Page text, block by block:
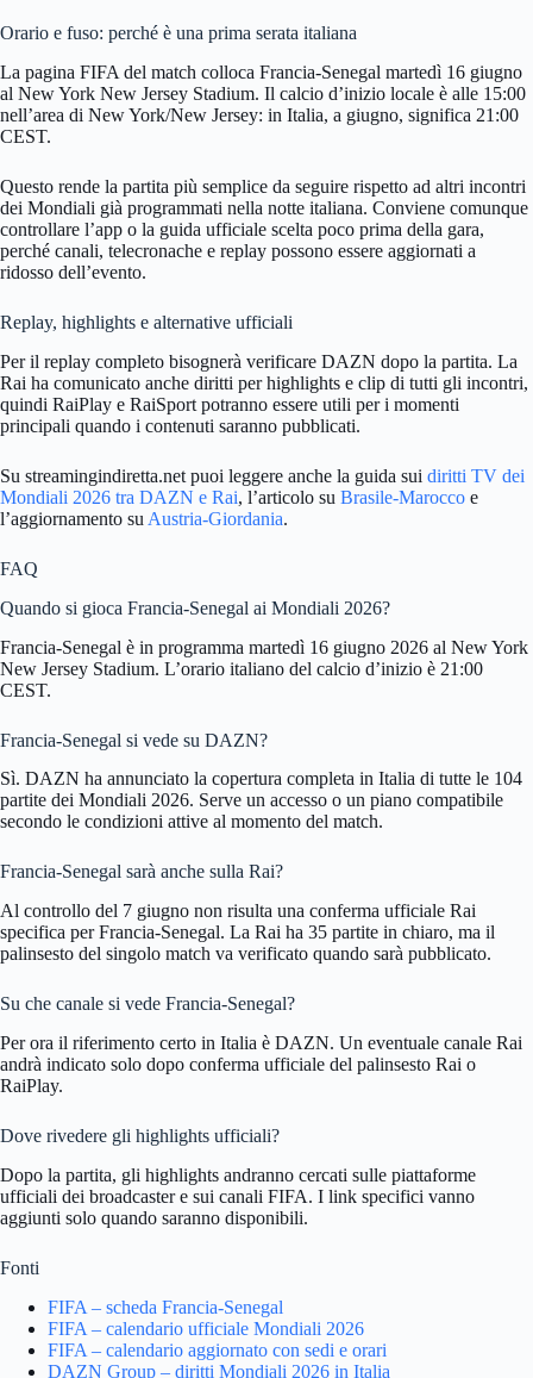
Orario e fuso: perché è una prima serata italiana
La pagina FIFA del match colloca Francia-Senegal martedì 16 giugno
al New York New Jersey Stadium. Il calcio d’inizio locale è alle 15:00
nell’area di New York/New Jersey: in Italia, a giugno, significa 21:00
CEST.
Questo rende la partita più semplice da seguire rispetto ad altri incontri
dei Mondiali già programmati nella notte italiana. Conviene comunque
controllare l’app o la guida ufficiale scelta poco prima della gara,
perché canali, telecronache e replay possono essere aggiornati a
ridosso dell’evento.
Replay, highlights e alternative ufficiali
Per il replay completo bisognerà verificare DAZN dopo la partita. La
Rai ha comunicato anche diritti per highlights e clip di tutti gli incontri,
quindi RaiPlay e RaiSport potranno essere utili per i momenti
principali quando i contenuti saranno pubblicati.
Su streamingindiretta.net puoi leggere anche la guida sui diritti TV dei
Mondiali 2026 tra DAZN e Rai, l’articolo su Brasile-Marocco e
l’aggiornamento su Austria-Giordania.
FAQ
Quando si gioca Francia-Senegal ai Mondiali 2026?
Francia-Senegal è in programma martedì 16 giugno 2026 al New York
New Jersey Stadium. L’orario italiano del calcio d’inizio è 21:00
CEST.
Francia-Senegal si vede su DAZN?
Sì. DAZN ha annunciato la copertura completa in Italia di tutte le 104
partite dei Mondiali 2026. Serve un accesso o un piano compatibile
secondo le condizioni attive al momento del match.
Francia-Senegal sarà anche sulla Rai?
Al controllo del 7 giugno non risulta una conferma ufficiale Rai
specifica per Francia-Senegal. La Rai ha 35 partite in chiaro, ma il
palinsesto del singolo match va verificato quando sarà pubblicato.
Su che canale si vede Francia-Senegal?
Per ora il riferimento certo in Italia è DAZN. Un eventuale canale Rai
andrà indicato solo dopo conferma ufficiale del palinsesto Rai o
RaiPlay.
Dove rivedere gli highlights ufficiali?
Dopo la partita, gli highlights andranno cercati sulle piattaforme
ufficiali dei broadcaster e sui canali FIFA. I link specifici vanno
aggiunti solo quando saranno disponibili.
Fonti
FIFA – scheda Francia-Senegal
FIFA – calendario ufficiale Mondiali 2026
FIFA – calendario aggiornato con sedi e orari
DAZN Group – diritti Mondiali 2026 in Italia